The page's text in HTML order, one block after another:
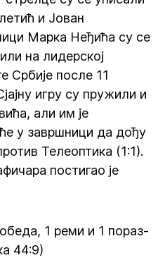
и Јован
Марка Неђића су се
на лидерској
Србије после 11
игру су пружили и
али им је
у завршници да дођу
Телеоптика (1:1).
постигао је
1 реми и 1 пораз-
44:9)